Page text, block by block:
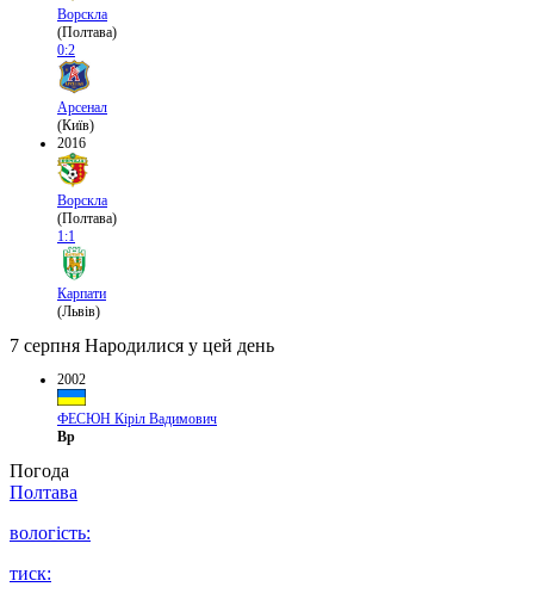
Ворскла
(Полтава)
0:2
Арсенал
(Київ)
2016
Ворскла
(Полтава)
1:1
Карпати
(Львів)
7 серпня Народилися у цей день
2002
ФЕСЮН Кіріл Вадимович
Вр
Погода
Полтава
вологість:
тиск: